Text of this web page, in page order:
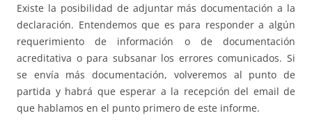
Existe la posibilidad de adjuntar más documentación a la
declaración. Entendemos que es para responder a algún
requerimiento de información o de documentación
acreditativa o para subsanar los errores comunicados. Si
se envía más documentación, volveremos al punto de
partida y habrá que esperar a la recepción del email de
que hablamos en el punto primero de este informe.